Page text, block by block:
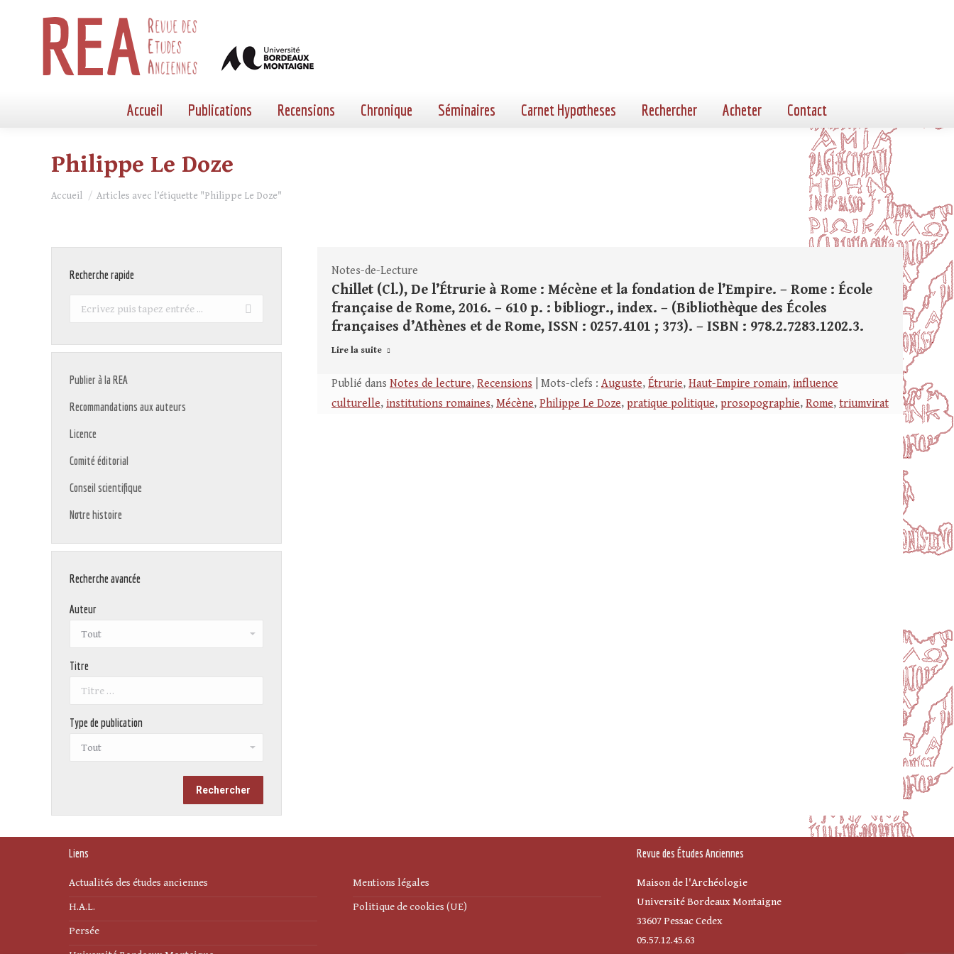
Accueil Publications Recensions Chronique Séminaires Carnet Hypotheses Rechercher Acheter Contact
Philippe Le Doze
Vous êtes ici :
Accueil Articles avec l’étiquette "Philippe Le Doze"
Notes-de-Lecture
Chillet (Cl.), De l’Étrurie à Rome : Mécène et la fondation de l’Empire. – Rome : École
française de Rome, 2016. – 610 p. : bibliogr., index. – (Bibliothèque des Écoles
françaises d’Athènes et de Rome, ISSN : 0257.4101 ; 373). – ISBN : 978.2.7283.1202.3.
Lire la suite
Publié dans Notes de lecture, Recensions | Mots-clefs : Auguste, Étrurie, Haut-Empire romain, influence
culturelle, institutions romaines, Mécène, Philippe Le Doze, pratique politique, prosopographie, Rome, triumvirat
Recherche rapide
Recherche
Publier à la REA
Recommandations aux auteurs
Licence
Comité éditorial
Conseil scientifique
Notre histoire
Recherche avancée
Auteur
Titre
Type de publication
Liens
Actualités des études anciennes
H.A.L.
Persée
Mentions légales
Politique de cookies (UE)
Revue des Études Anciennes
Maison de l'Archéologie
Université Bordeaux Montaigne
33607 Pessac Cedex
05.57.12.45.63